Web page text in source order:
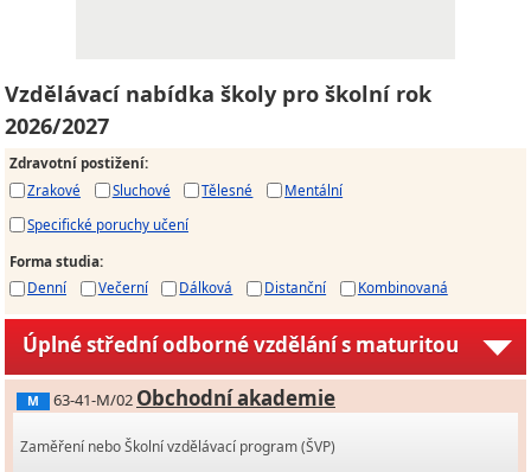
Vzdělávací nabídka školy pro školní rok
2026/2027
Zdravotní postižení:
Zrakové
Sluchové Tělesné
Mentální
Specifické poruchy učení
Forma studia:
Denní
Večerní Dálková Distanční Kombinovaná
Úplné střední odborné vzdělání s maturitou
M 63-41-M/02 Obchodní akademie
Zaměření nebo Školní vzdělávací program (ŠVP)